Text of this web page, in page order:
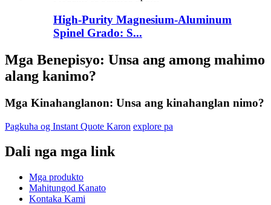
High-Purity Magnesium-Aluminum
Spinel Grado: S...
Mga Benepisyo: Unsa ang among mahimo
alang kanimo?
Mga Kinahanglanon: Unsa ang kinahanglan nimo?
Pagkuha og Instant Quote Karon explore pa
Dali nga mga link
Mga produkto
Mahitungod Kanato
Kontaka Kami